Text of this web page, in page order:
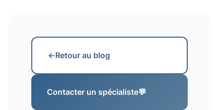
←Retour au blog
Contacter un spécialiste💬